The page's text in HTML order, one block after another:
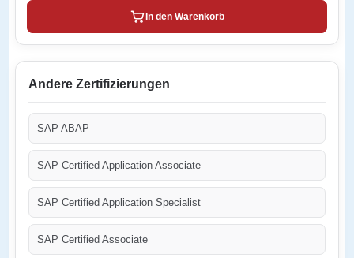
In den Warenkorb
Andere Zertifizierungen
SAP ABAP
SAP Certified Application Associate
SAP Certified Application Specialist
SAP Certified Associate